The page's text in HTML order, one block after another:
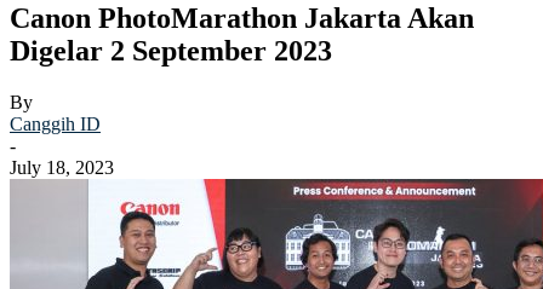
Canon PhotoMarathon Jakarta Akan
Digelar 2 September 2023
By
Canggih ID
-
July 18, 2023